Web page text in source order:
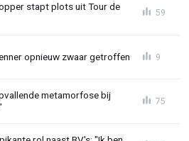
stapt plots uit Tour de
59
opnieuw zwaar getroffen 9
metamorfose bij
75